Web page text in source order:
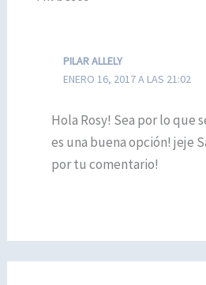
PILAR ALLELY
ENERO 16, 2017 A LAS 21:02
Hola Rosy! Sea por lo que
es una buena opción! jeje
por tu comentario!